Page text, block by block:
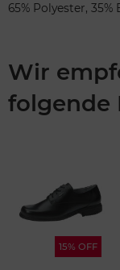
65% Polyester,
Wir
folgende
15% OFF